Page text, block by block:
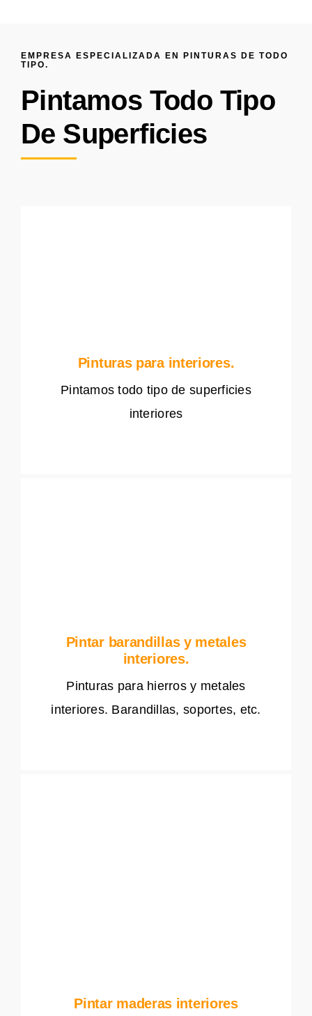
EMPRESA ESPECIALIZADA EN PINTURAS DE TODO
TIPO.
Pintamos Todo Tipo
De Superficies
Pinturas para interiores.
Pintamos todo tipo de superficies
interiores
Pintar barandillas y metales
interiores.
Pinturas para hierros y metales
interiores. Barandillas, soportes, etc.
Pintar maderas interiores